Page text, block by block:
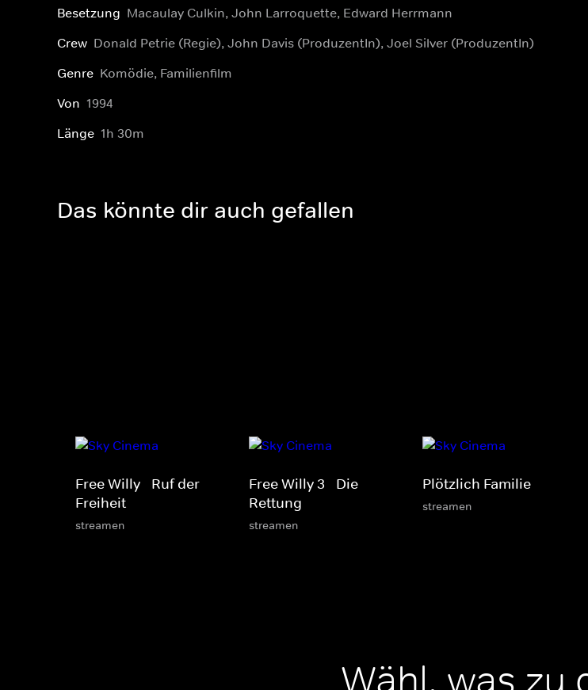
Besetzung Macaulay Culkin, John Larroquette, Edward Herrmann
Crew Donald Petrie (Regie), John Davis (ProduzentIn), Joel Silver (ProduzentIn)
Genre Komödie, Familienfilm
Von 1994
Länge 1h 30m
Das könnte dir auch gefallen
Free Willy - Ruf der
Freiheit
streamen
Free Willy 3 - Die
Rettung
streamen
Plötzlich Familie
streamen
Wähl, was zu